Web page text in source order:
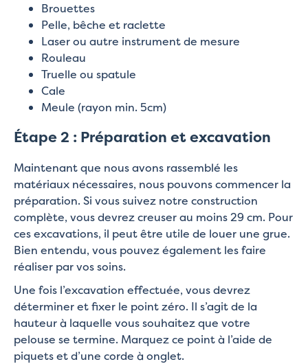
Brouettes
Pelle, bêche et raclette
Laser ou autre instrument de mesure
Rouleau
Truelle ou spatule
Cale
Meule (rayon min. 5cm)
Étape 2 : Préparation et excavation
Maintenant que nous avons rassemblé les
matériaux nécessaires, nous pouvons commencer la
préparation. Si vous suivez notre construction
complète, vous devrez creuser au moins 29 cm. Pour
ces excavations, il peut être utile de louer une grue.
Bien entendu, vous pouvez également les faire
réaliser par vos soins.
Une fois l’excavation effectuée, vous devrez
déterminer et fixer le point zéro. Il s’agit de la
hauteur à laquelle vous souhaitez que votre
pelouse se termine. Marquez ce point à l’aide de
piquets et d’une corde à onglet.